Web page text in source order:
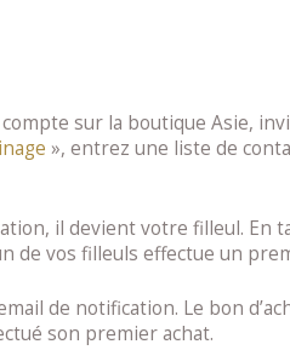
sur la boutique Asie,
», entrez une liste de
il devient votre filleul. En
de vos filleuls effectue un
de notification. Le bon
son premier achat.